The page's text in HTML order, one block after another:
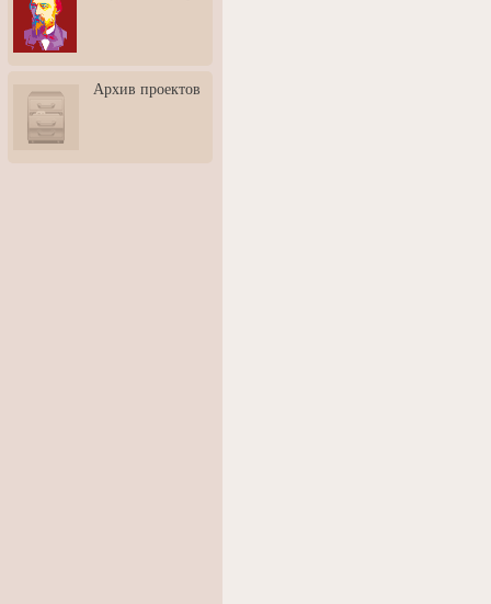
3: Обусловленности
человека и их влияние на
карьеру
скульптором Дмитрием
Тугариновым
АртБульвар в День города
Архив проектов